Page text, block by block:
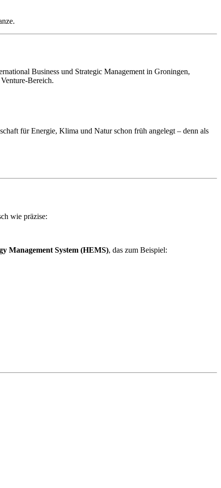
Business und Strategic Management in Groningen,
Bereich.
für Energie, Klima und Natur schon früh angelegt – denn als
wie präzise:
Management System (HEMS), das zum Beispiel: